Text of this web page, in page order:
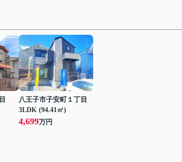
八王子市子安町１丁目
3LDK (94.41㎡)
4,699万円